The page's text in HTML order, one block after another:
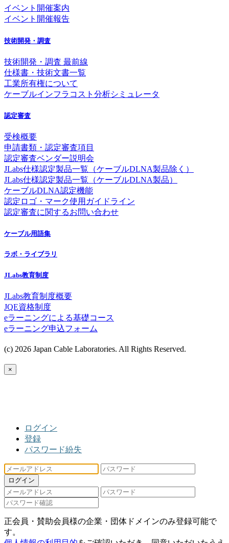
イベント開催案内
イベント開催報告
技術開発・調査
技術開発・調査 最前線
仕様書・技術文書一覧
工業所有権について
ケーブルインフラコスト分析シミュレータ
認定審査
受検概要
申請書類・認定審査項目
認定審査ベンダー説明会
JLabs仕様認定製品一覧（ケーブルDLNA製品除く）
JLabs仕様認定製品一覧（ケーブルDLNA製品）
ケーブルDLNA認定機能
認定ロゴ・マーク使用ガイドライン
認定審査に関するお問い合わせ
ケーブル用語集
ラボ・ライブラリ
JLabs教育制度
JLabs教育制度概要
JQE資格制度
eラーニングによる基礎コース
eラーニング申込フォーム
(c) 2026 Japan Cable Laboratories. All Rights Reserved.
×
ログイン
登録
パスワード紛失
ログイン
正会員・賛助会員様の企業・団体ドメインのみ登録可能で
す。